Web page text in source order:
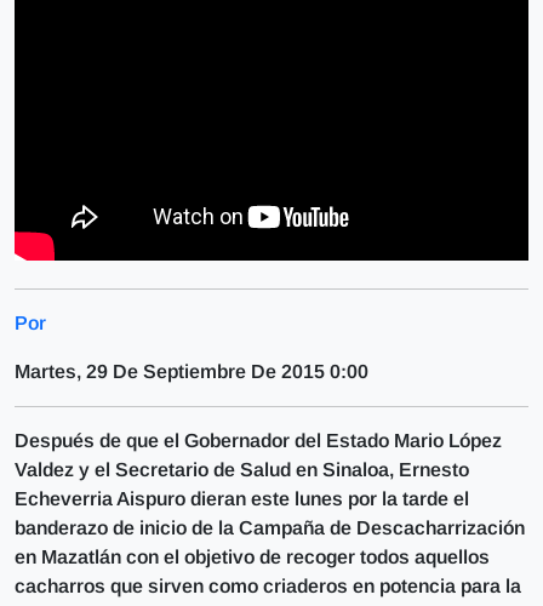
Por
Martes, 29 De Septiembre De 2015 0:00
Después de que el Gobernador del Estado Mario López
Valdez y el Secretario de Salud en Sinaloa, Ernesto
Echeverria Aispuro dieran este lunes por la tarde el
banderazo de inicio de la Campaña de Descacharrización
en Mazatlán con el objetivo de recoger todos aquellos
cacharros que sirven como criaderos en potencia para la